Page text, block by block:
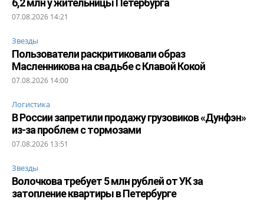
6,2 млн у жительницы Петербурга
07.08.2026 14:21
Звезды
Пользователи раскритиковали образ
Масленникова на свадьбе с Клавой Кокой
07.08.2026 14:00
Логистика
В России запретили продажу грузовиков «Дунфэн»
из-за проблем с тормозами
07.08.2026 13:51
Звезды
Волочкова требует 5 млн рублей от УК за
затопление квартиры в Петербурге